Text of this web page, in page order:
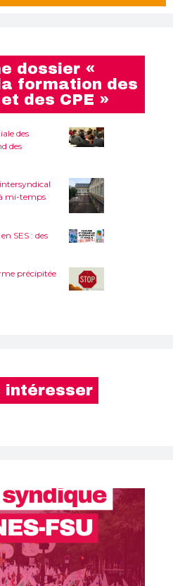
dossier «
formation des
des CPE »
des
des
mi-temps
SES : des
précipitée
intéresser